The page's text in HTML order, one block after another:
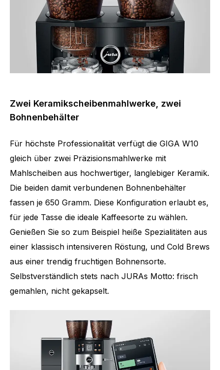
Zwei Keramikscheibenmahlwerke, zwei
Bohnenbehälter
Für höchste Professionalität verfügt die GIGA W10
gleich über zwei Präzisionsmahlwerke mit
Mahlscheiben aus hochwertiger, langlebiger Keramik.
Die beiden damit verbundenen Bohnenbehälter
fassen je 650 Gramm. Diese Konfiguration erlaubt es,
für jede Tasse die ideale Kaffeesorte zu wählen.
Genießen Sie so zum Beispiel heiße Spezialitäten aus
einer klassisch intensiveren Röstung, und Cold Brews
aus einer trendig fruchtigen Bohnensorte.
Selbstverständlich stets nach JURAs Motto: frisch
gemahlen, nicht gekapselt.